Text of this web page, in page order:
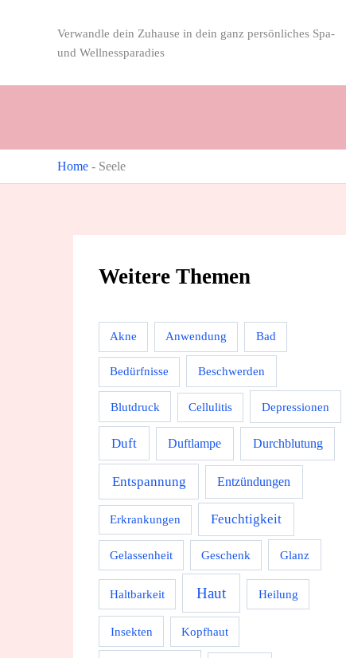
Verwandle dein Zuhause in dein ganz persönliches Spa-
und Wellnessparadies
Home - Seele
Weitere Themen
Akne Anwendung Bad
Bedürfnisse Beschwerden
Blutdruck Cellulitis Depressionen
Duft Duftlampe Durchblutung
Entspannung Entzündungen
Erkrankungen Feuchtigkeit
Gelassenheit Geschenk Glanz
Haltbarkeit Haut Heilung
Insekten Kopfhaut